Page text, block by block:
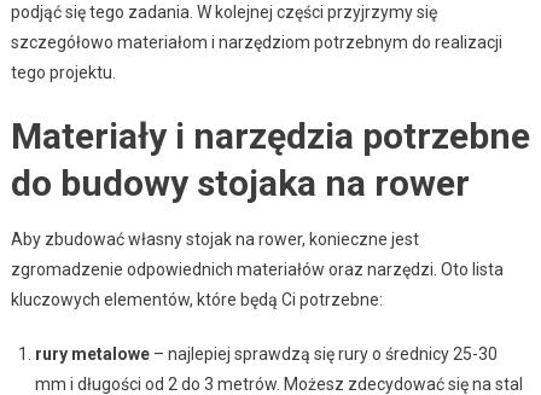
podjąć się tego zadania. W kolejnej części przyjrzymy się
szczegółowo materiałom i narzędziom potrzebnym do realizacji
tego projektu.
Materiały i narzędzia potrzebne
do budowy stojaka na rower
Aby zbudować własny stojak na rower, konieczne jest
zgromadzenie odpowiednich materiałów oraz narzędzi. Oto lista
kluczowych elementów, które będą Ci potrzebne:
rury metalowe– najlepiej sprawdzą się rury o średnicy 25-30
mm i długości od 2 do 3 metrów. Możesz zdecydować się na stal